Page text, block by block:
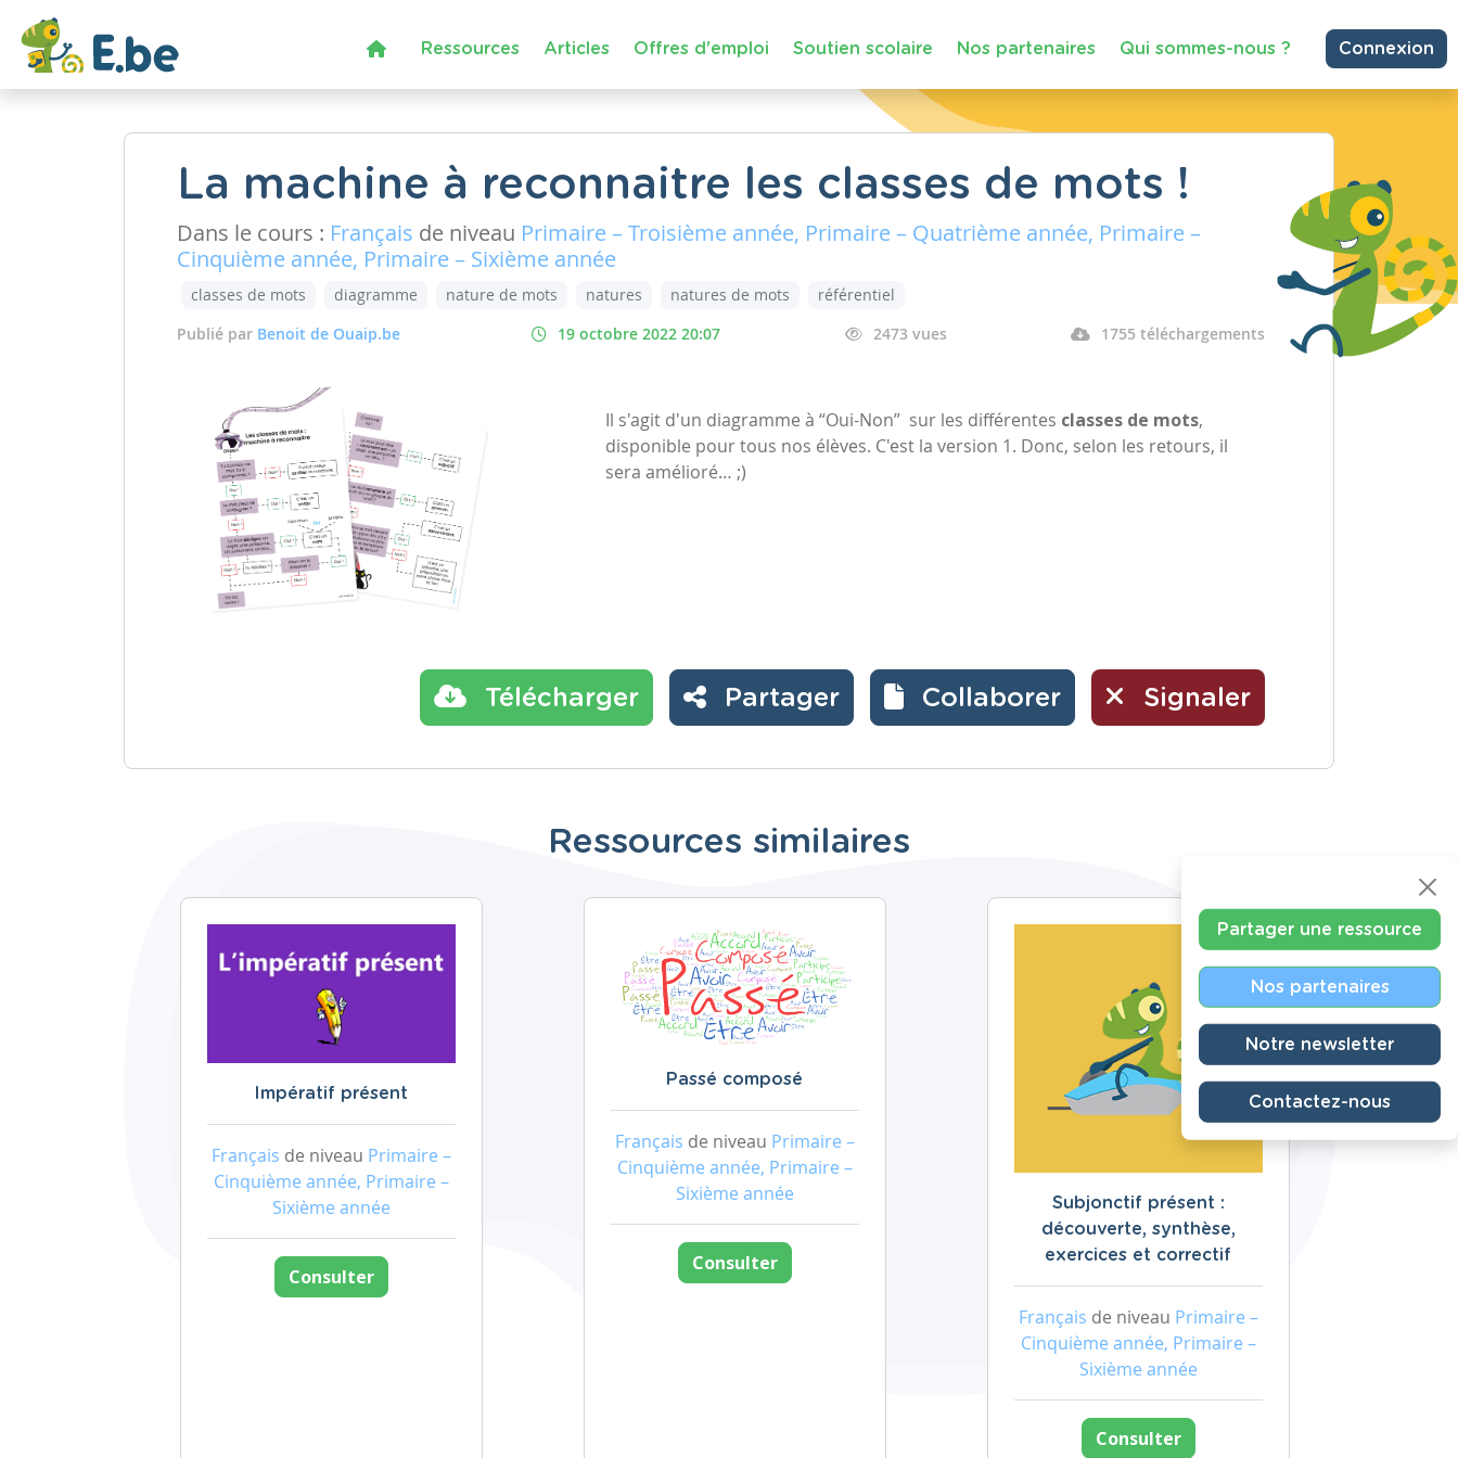
Ressources Articles Offres d'emploi Soutien scolaire Nos partenaires Qui sommes-nous ? Connexion
La machine à reconnaitre les classes de mots !
Dans le cours : Français de niveau Primaire – Troisième année, Primaire – Quatrième année, Primaire –
Cinquième année, Primaire – Sixième année
classes de mots diagramme nature de mots natures natures de mots
référentiel
Publié par Benoit de Ouaip.be 19 octobre 2022 20:07 2473 vues 1755 téléchargements
Il s'agit d'un diagramme à “Oui-Non” sur les différentes classes de mots,
disponible pour tous nos élèves. C'est la version 1. Donc, selon les retours, il
sera amélioré… ;)
Télécharger Partager Collaborer Signaler
Ressources similaires
Impératif présent
Français de niveau Primaire –
Cinquième année, Primaire –
Sixième année
Consulter
Passé composé
Français de niveau Primaire –
Cinquième année, Primaire –
Sixième année
Consulter
Subjonctif présent :
découverte, synthèse,
exercices et correctif
Français de niveau Primaire –
Cinquième année, Primaire –
Sixième année
Consulter
Partager une ressource
Nos partenaires
Notre newsletter
Contactez-nous